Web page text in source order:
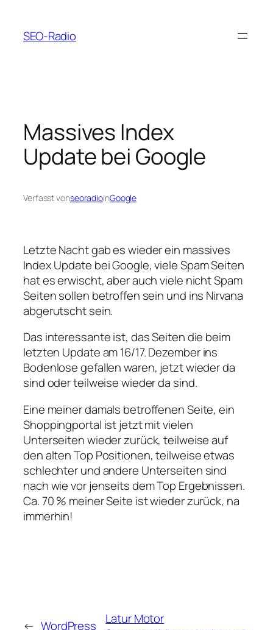
springen
SEO-Radio
Massives Index
Update bei Google
Verfasst vonseoradioinGoogle
Letzte Nacht gab es wieder ein massives
Index Update bei Google, viele Spam Seiten
hat es erwischt, aber auch viele nicht Spam
Seiten sollen betroffen sein und ins Nirvana
abgerutscht sein.
Das interessante ist, das Seiten die beim
letzten Update am 16/17. Dezember ins
Bodenlose gefallen waren, jetzt wieder da
sind oder teilweise wieder da sind.
Eine meiner damals betroffenen Seite, ein
Shoppingportal ist jetzt mit vielen
Unterseiten wieder zurück, teilweise auf
den alten Top Positionen, teilweise etwas
schlechter und andere Unterseiten sind
nach wie vor jenseits dem Top Ergebnissen.
Ca. 70 % meiner Seite ist wieder zurück, na
immerhin!
← WordPress
Latur Motor